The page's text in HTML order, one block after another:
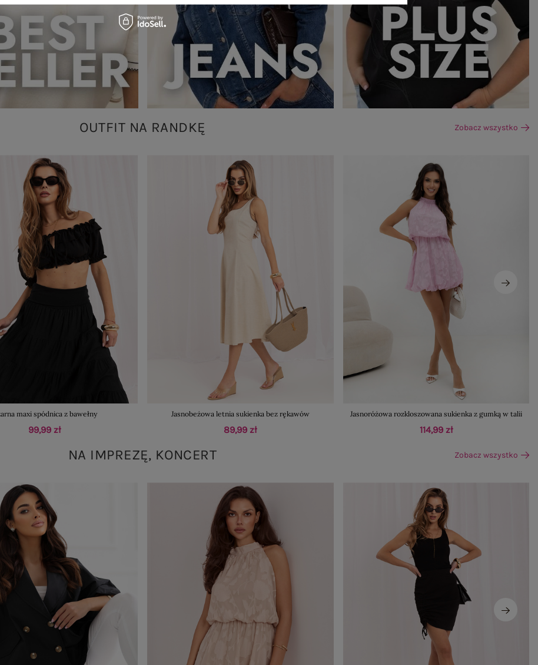
OUTFIT NA RANDKĘ Zobacz wszystko
maxi spódnica z bawełny
99,99 zł
Jasnobeżowa letnia sukienka bez rękawów
89,99 zł
Jasnoróżowa rozkloszowana sukienka z gumką w talii
114,99 zł
NA IMPREZĘ, KONCERT Zobacz wszystko